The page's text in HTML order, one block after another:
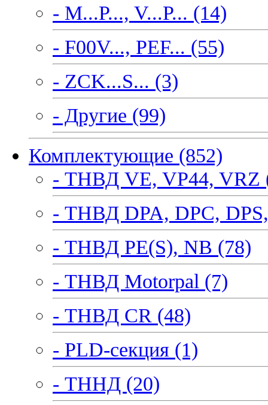
- M...P..., V...P... (14)
- F00V..., PEF... (55)
- ZCK...S... (3)
- Другие (99)
Комплектующие (852)
- ТНВД VE, VP44, VRZ
- ТНВД DPA, DPC,
- ТНВД PE(S), NB (78)
- ТНВД Motorpal (7)
- ТНВД CR (48)
- PLD-секция (1)
- ТННД (20)